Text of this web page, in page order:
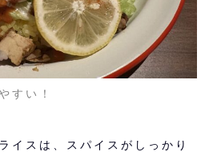
すい！
イスは、スパイスがしっかり